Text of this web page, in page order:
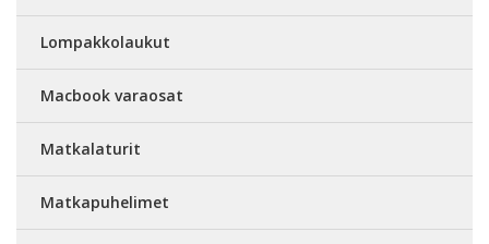
Lompakkolaukut
Macbook varaosat
Matkalaturit
Matkapuhelimet